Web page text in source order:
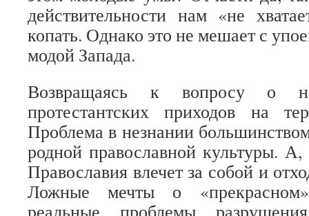
действительности нам «не
копать. Однако это не мешает с
модой Запада.
Возвращаясь к вопросу о
протестантских приходов на
Проблема в незнании
родной православной культуры.
Православия влечет за собой и
Ложные мечты о
реальные проблемы